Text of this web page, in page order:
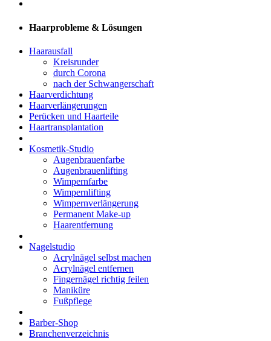
Haarprobleme & Lösungen
Haarausfall
Kreisrunder
durch Corona
nach der Schwangerschaft
Haarverdichtung
Haarverlängerungen
Perücken und Haarteile
Haartransplantation
Kosmetik-Studio
Augenbrauenfarbe
Augenbrauenlifting
Wimpernfarbe
Wimpernlifting
Wimpernverlängerung
Permanent Make-up
Haarentfernung
Nagelstudio
Acrylnägel selbst machen
Acrylnägel entfernen
Fingernägel richtig feilen
Maniküre
Fußpflege
Barber-Shop
Branchenverzeichnis